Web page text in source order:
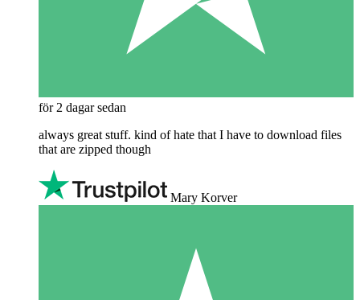
för 2 dagar sedan
always great stuff. kind of hate that I have to download files
that are zipped though
Mary Korver